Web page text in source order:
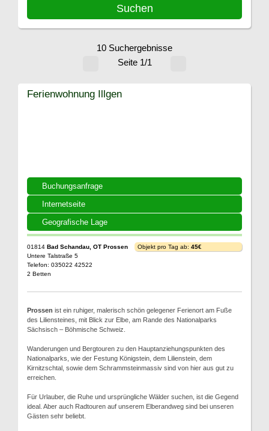
10 Suchergebnisse
Seite 1/1
Buchungsanfrage
Internetseite
Geografische Lage
Ferienwohnung Illgen
01814 Bad Schandau, OT Prossen
Untere Talstraße 5
Telefon: 035022 42522
2 Betten
Objekt pro Tag ab: 45€
Prossen ist ein ruhiger, malerisch schön gelegener Ferienort am Fuße
des Liliensteines, mit Blick zur Elbe, am Rande des Nationalparks
Sächsisch – Böhmische Schweiz.
Wanderungen und Bergtouren zu den Hauptanziehungspunkten des
Nationalparks, wie der Festung Königstein, dem Lilienstein, dem
Kirnitzschtal, sowie dem Schrammsteinmassiv sind von hier aus gut zu
erreichen.
Für Urlauber, die Ruhe und ursprüngliche Wälder suchen, ist die Gegend
ideal. Aber auch Radtouren auf unserem Elberandweg sind bei unseren
Gästen sehr beliebt.